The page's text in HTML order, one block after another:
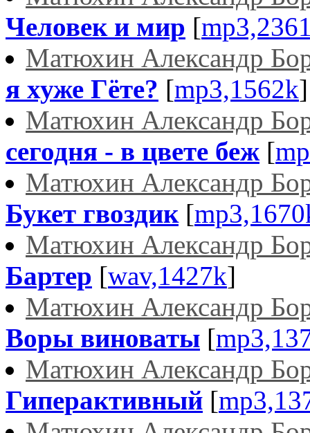
Человек и мир [
Матюхин Александр
я хуже Гёте? [mp3,1562k]
Матюхин Александр
сегодня - в цвете беж [
Матюхин Александр
Букет гвоздик[
Матюхин Александр
Бартер [wav,1427k]
Матюхин Александр
Воры виноваты [
Матюхин Александр
Гиперактивный [